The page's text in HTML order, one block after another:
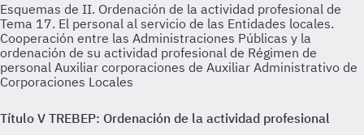
Esquemas de II. Ordenación de la actividad profesional de
Tema 17. El personal al servicio de las Entidades locales.
Cooperación entre las Administraciones Públicas y la
ordenación de su actividad profesional de Régimen de
personal Auxiliar corporaciones de Auxiliar Administrativo de
Corporaciones Locales
Título V TREBEP: Ordenación de la actividad profesional